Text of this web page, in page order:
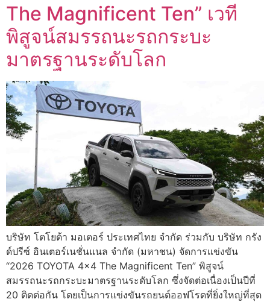
The Magnificent Ten” เวที
พิสูจน์สมรรถนะรถกระบะ
มาตรฐานระดับโลก
บริษัท โตโยต้า มอเตอร์ ประเทศไทย จำกัด ร่วมกับ บริษัท กรัง
ด์ปรีซ์ อินเตอร์เนชั่นแนล จำกัด (มหาชน) จัดการแข่งขัน
“2026 TOYOTA 4×4 The Magnificent Ten” พิสูจน์
สมรรถนะรถกระบะมาตรฐานระดับโลก ซึ่งจัดต่อเนื่องเป็นปีที่
20 ติดต่อกัน โดยเป็นการแข่งขันรถยนต์ออฟโรดที่ยิ่งใหญ่ที่สุด